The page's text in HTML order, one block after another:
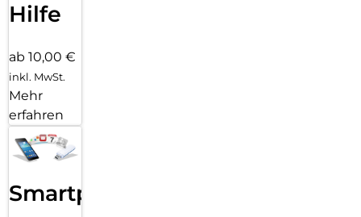
Hilfe
ab 10,00 €
inkl. MwSt.
Mehr
erfahren
Smartphone